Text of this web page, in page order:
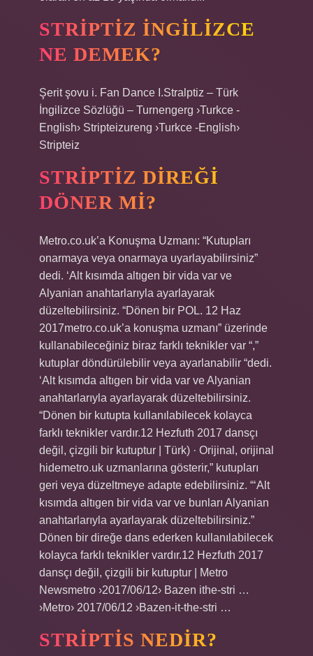
STRIPTIZ INGILIZCE
NE DEMEK?
Şerit şovu i. Fan Dance I.Stralptiz – Türk
İngilizce Sözlüğü – Turnengerg ›Turkce -
English› Stripteizureng ›Turkce -English›
Stripteiz
STRIPTIZ DIREĞI
DÖNER MI?
Metro.co.uk’a Konuşma Uzmanı: “Kutupları
onarmaya veya onarmaya uyarlayabilirsiniz”
dedi. ‘Alt kısımda altıgen bir vida var ve
Alyanian anahtarlarıyla ayarlayarak
düzeltebilirsiniz. “Dönen bir POL. 12 Haz
2017metro.co.uk’a konuşma uzmanı” üzerinde
kullanabileceğiniz biraz farklı teknikler var “,”
kutuplar döndürülebilir veya ayarlanabilir “dedi.
‘Alt kısımda altıgen bir vida var ve Alyanian
anahtarlarıyla ayarlayarak düzeltebilirsiniz.
“Dönen bir kutupta kullanılabilecek kolayca
farklı teknikler vardır.12 Hezfuth 2017 dansçı
değil, çizgili bir kutuptur | Türk) · Orijinal, orijinal
hidemetro.uk uzmanlarına gösterir,” kutupları
geri veya düzeltmeye adapte edebilirsiniz. “‘Alt
kısımda altıgen bir vida var ve bunları Alyanian
anahtarlarıyla ayarlayarak düzeltebilirsiniz.”
Dönen bir direğe dans ederken kullanılabilecek
kolayca farklı teknikler vardır.12 Hezfuth 2017
dansçı değil, çizgili bir kutuptur | Metro
Newsmetro ›2017/06/12› Bazen ithe-stri …
›Metro› 2017/06/12 ›Bazen-it-the-stri …
STRIPTIS NEDIR?